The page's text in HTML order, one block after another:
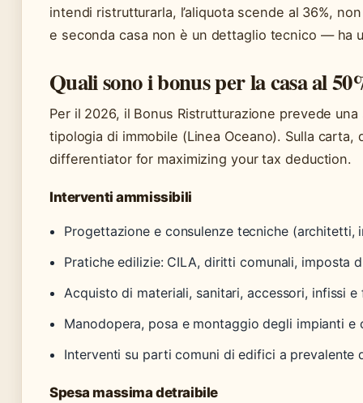
intendi ristrutturarla, l’aliquota scende al 36%,
e seconda casa non è un dettaglio tecnico — ha
Quali sono i bonus per la casa al
Per il 2026, il Bonus Ristrutturazione prevede
tipologia di immobile (Linea Oceano). Sulla
differentiator for maximizing your tax deduction.
Interventi ammissibili
Progettazione e consulenze tecniche (architetti,
Pratiche edilizie: CILA, diritti comunali, imposta
Acquisto di materiali, sanitari, accessori, infissi e
Manodopera, posa e montaggio degli impianti e
Interventi su parti comuni di edifici a prevalente
Spesa massima detraibile